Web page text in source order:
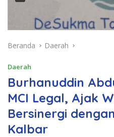
Beranda Daerah
Daerah
Burhanuddin
MCI Legal, Ajak
Bersinergi
Kalbar